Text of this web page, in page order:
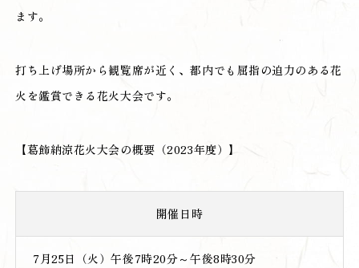
ます。
打ち上げ場所から観覧席が近く、都内でも屈指の迫力のある花
火を鑑賞できる花火大会です。
【葛飾納涼花火大会の概要（2023年度）】
開催日時
7月25日（火）午後7時20分～午後8時30分